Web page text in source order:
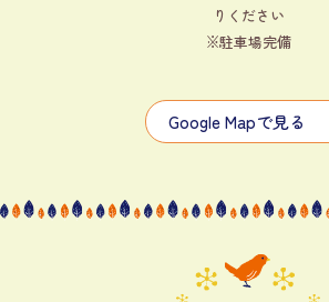
りください
※駐車場完備
Google Mapで見る